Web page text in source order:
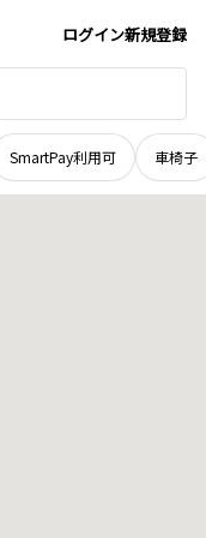
ログイン新規登録
SmartPay利用可 車椅子